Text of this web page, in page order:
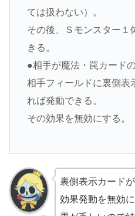
ては扱わない）。
その後、Ｓモンスター１
きる。
●相手が魔法・罠カード
相手フィールドに裏側表
れば発動できる。
その効果を無効にする。
裏側表示カード
効果発動を無効